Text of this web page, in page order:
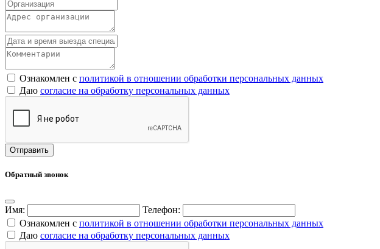
Ознакомлен с политикой в отношении обработки персональных данных
Даю согласие на обработку персональных данных
Обратный звонок
Имя:
Телефон:
Ознакомлен с политикой в отношении обработки персональных данных
Даю согласие на обработку персональных данных